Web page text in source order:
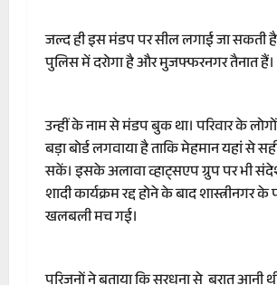
जल्द ही इस मंडप पर सील लगाई जा सकती
पुलिस में दरोगा है और मुजफ्फरनगर तैनात हैं।
उन्हीं के नाम से मंडप बुक था। परिवार के
बड़ा बोर्ड लगवाया है ताकि मेहमान यहां से
सकें। इसके अलावा व्हाट्सएप ग्रुप पर भी
शादी कार्यक्रम रद्द होने के बाद शास्त्रीनगर के
खलबली मच गई।